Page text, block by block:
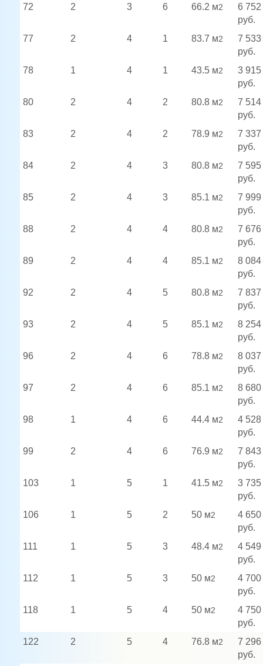
72
2 3 6 66.2 м2
6
руб.
77
2 4 1 83.7 м2
7
руб.
78
1 4 1 43.5 м2
3
руб.
80
2 4 2 80.8 м2
7
руб.
83
2 4 2 78.9 м2
7
руб.
84
2 4 3 80.8 м2
7
руб.
85
2 4 3 85.1 м2
7
руб.
88
2 4 4 80.8 м2
7
руб.
89
2 4 4 85.1 м2
8
руб.
92
2 4 5 80.8 м2
7
руб.
93
2 4 5 85.1 м2
8
руб.
96
2 4 6 78.8 м2
8
руб.
97
2 4 6 85.1 м2
8
руб.
98
1 4 6 44.4 м2
4
руб.
99
2 4 6 76.9 м2
7
руб.
103
1 5 1 41.5 м2
3
руб.
106
1 5 2 50 м2
4
руб.
111
1 5 3 48.4 м2
4
руб.
112
1 5 3 50 м2
4
руб.
118
1 5 4 50 м2
4
руб.
122
2 5 4 76.8 м2
7
руб.